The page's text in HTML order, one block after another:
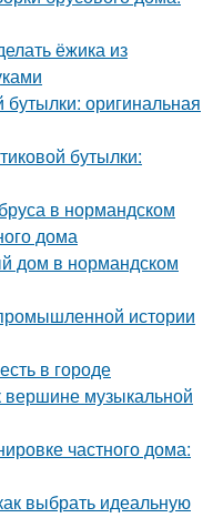
ёжика из
оригинальная
бутылки:
в нормандском
дома
дом в нормандском
истории
в городе
вершине музыкальной
частного дома:
выбрать идеальную